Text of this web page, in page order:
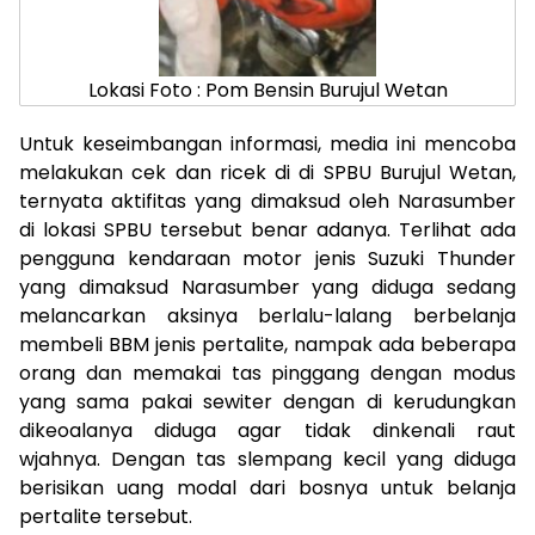
Lokasi Foto : Pom Bensin Burujul Wetan
Untuk keseimbangan informasi, media ini mencoba
melakukan cek dan ricek di di SPBU Burujul Wetan,
ternyata aktifitas yang dimaksud oleh Narasumber
di lokasi SPBU tersebut benar adanya. Terlihat ada
pengguna kendaraan motor jenis Suzuki Thunder
yang dimaksud Narasumber yang diduga sedang
melancarkan aksinya berlalu-lalang berbelanja
membeli BBM jenis pertalite, nampak ada beberapa
orang dan memakai tas pinggang dengan modus
yang sama pakai sewiter dengan di kerudungkan
dikeoalanya diduga agar tidak dinkenali raut
wjahnya. Dengan tas slempang kecil yang diduga
berisikan uang modal dari bosnya untuk belanja
pertalite tersebut.